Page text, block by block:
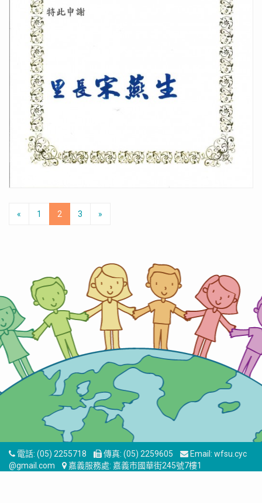
« 1 2 3 »
電話: (05) 2255718 傳真: (05) 2259605 Email: wfsu.cyc
@gmail.com
嘉義服務處: 嘉義市國華街245號7樓1